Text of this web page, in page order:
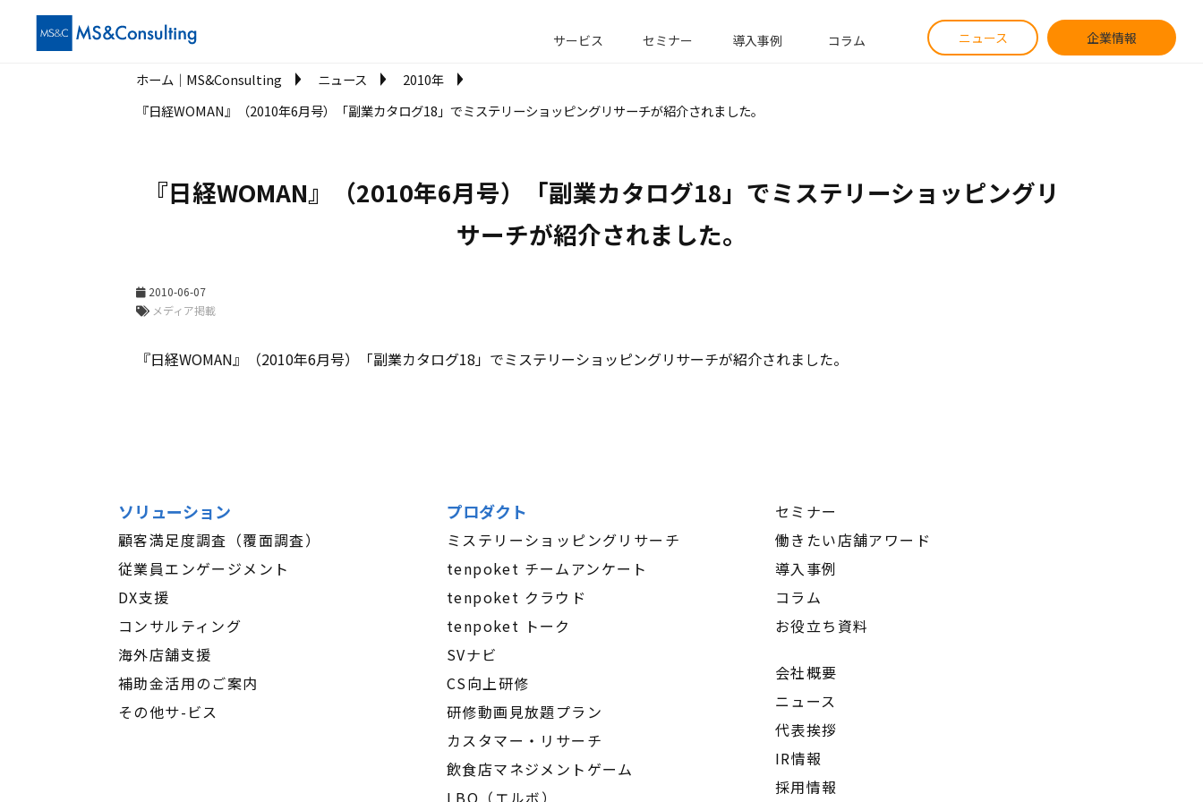
サービス セミナー 導入事例 コラム ニュース 企業情報
ホーム│MS&Consulting ニュース
2010年
『日経WOMAN』（2010年6月号）「副業カタログ18」でミステリーショッピングリサーチが紹介されました。
『日経WOMAN』（2010年6月号）「副業カタログ18」でミステリーショッピングリ
サーチが紹介されました。
2010-06-07
メディア掲載
『日経WOMAN』（2010年6月号）「副業カタログ18」でミステリーショッピングリサーチが紹介されました。
ソリューション
顧客満足度調査（覆面調査）
従業員エンゲージメント
DX支援
コンサルティング
海外店舗支援
補助金活用のご案内
その他サ-ビス
プロダクト
ミステリーショッピングリサーチ
tenpoket チームアンケート
tenpoket クラウド
tenpoket トーク
SVナビ
CS向上研修
研修動画見放題プラン
カスタマー・リサーチ
飲食店マネジメントゲーム
LBO（エルボ）
セミナー
働きたい店舗アワード
導入事例
コラム
お役立ち資料
会社概要
ニュース
代表挨拶
IR情報
採用情報